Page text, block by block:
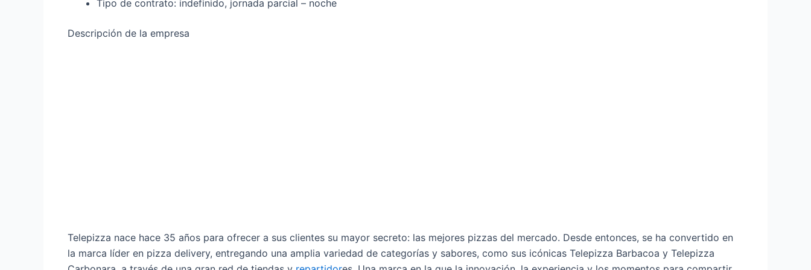
Tipo de contrato: indefinido, jornada parcial – noche
Descripción de la empresa
Telepizza nace hace 35 años para ofrecer a sus clientes su mayor secreto: las mejores pizzas del mercado. Desde entonces, se ha convertido en
la marca líder en pizza delivery, entregando una amplia variedad de categorías y sabores, como sus icónicas Telepizza Barbacoa y Telepizza